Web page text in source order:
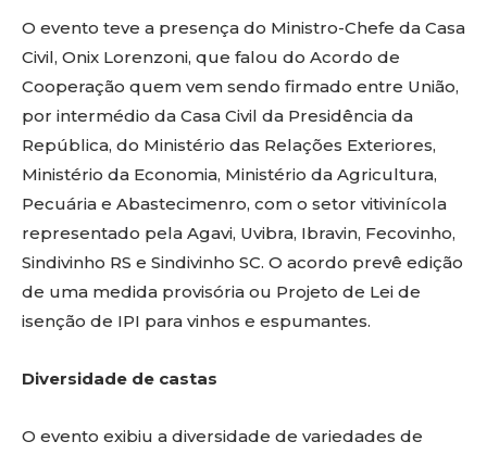
O evento teve a presença do Ministro-Chefe da Casa
Civil, Onix Lorenzoni, que falou do Acordo de
Cooperação quem vem sendo firmado entre União,
por intermédio da Casa Civil da Presidência da
República, do Ministério das Relações Exteriores,
Ministério da Economia, Ministério da Agricultura,
Pecuária e Abastecimenro, com o setor vitivinícola
representado pela Agavi, Uvibra, Ibravin, Fecovinho,
Sindivinho RS e Sindivinho SC. O acordo prevê edição
de uma medida provisória ou Projeto de Lei de
isenção de IPI para vinhos e espumantes.
Diversidade de castas
O evento exibiu a diversidade de variedades de